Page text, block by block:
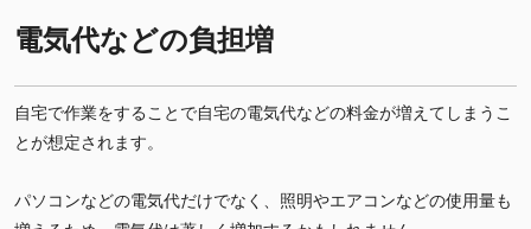
電気代などの負担増
自宅で作業をすることで自宅の電気代などの料金が増えてしまうこ
とが想定されます。
パソコンなどの電気代だけでなく、照明やエアコンなどの使用量も